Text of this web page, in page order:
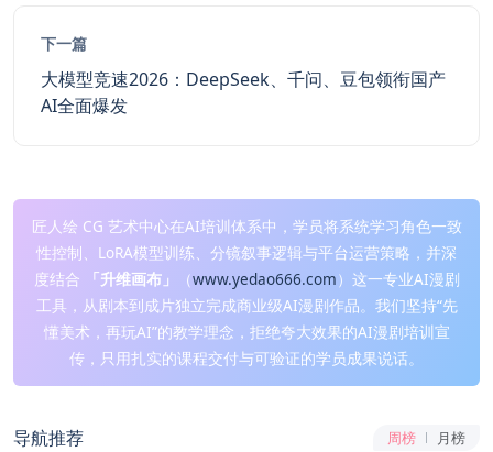
下一篇
大模型竞速2026：DeepSeek、千问、豆包领衔国产
AI全面爆发
匠人绘 CG 艺术中心在AI培训体系中，学员将系统学习角色一致
性控制、LoRA模型训练、分镜叙事逻辑与平台运营策略，并深
度结合
「升维画布」 （www.yedao666.com）这一专业AI漫剧
工具，从剧本到成片独立完成商业级AI漫剧作品。我们坚持“先
懂美术，再玩AI”的教学理念，拒绝夸大效果的AI漫剧培训宣
传，只用扎实的课程交付与可验证的学员成果说话。
导航推荐 周榜 月榜